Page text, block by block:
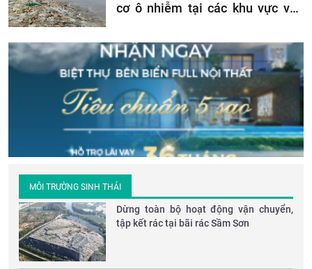
cơ ô nhiễm tại các khu vực ven
MÔI TRƯỜNG SINH THÁI
Dừng toàn bộ hoạt động vận chuyển,
tập kết rác tại bãi rác Sầm Sơn